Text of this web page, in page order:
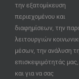
την εξατομίκευση
περιεχομένου και
διαφημίσεων, την
λειτουργιών
μέσων, την ανάλυση
επισκεψιμότητάς
και για να σας